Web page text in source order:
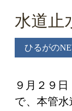
水道止
ひるがの
９月２９
で、本管